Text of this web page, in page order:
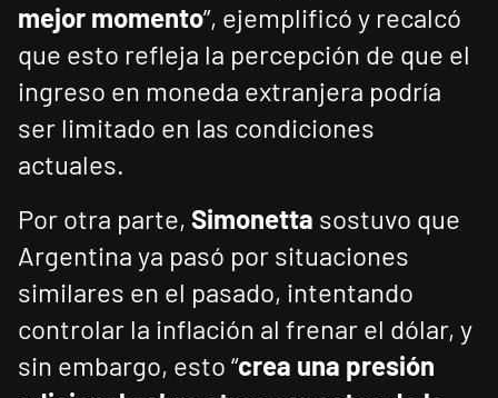
mejor momento”, ejemplificó y recalcó
que esto refleja la percepción de que el
ingreso en moneda extranjera podría
ser limitado en las condiciones
actuales.
Por otra parte, Simonetta sostuvo que
Argentina ya pasó por situaciones
similares en el pasado, intentando
controlar la inflación al frenar el dólar, y
sin embargo, esto “crea una presión